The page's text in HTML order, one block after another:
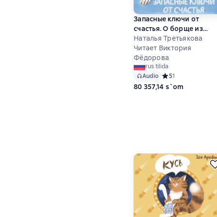
Запасные ключи от
счастья. О борще из
мандаринов, чудесных
ямочках на щеках и
бесконечных поводах
смеха
Наталья Третьякова
Читает Виктория
Фёдорова
rus tilida
Audio Средний рейтинг 5
51
80 357,14 s`om